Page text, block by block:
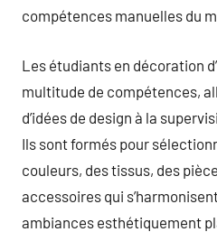
compétences manuelles du
Les étudiants en décoration
multitude de compétences,
d’idées de design à la
Ils sont formés pour
couleurs, des tissus, des
accessoires qui
ambiances esthétiquement